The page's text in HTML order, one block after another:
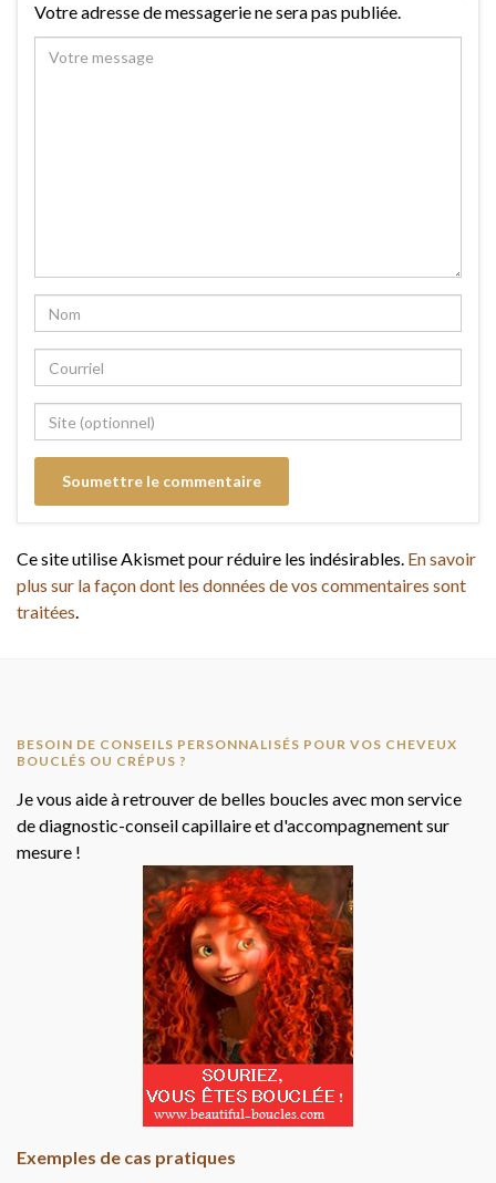
Votre adresse de messagerie ne sera pas publiée.
Ce site utilise Akismet pour réduire les indésirables. En savoir
plus sur la façon dont les données de vos commentaires sont
traitées.
BESOIN DE CONSEILS PERSONNALISÉS POUR VOS CHEVEUX
BOUCLÉS OU CRÉPUS ?
Je vous aide à retrouver de belles boucles avec mon service
de diagnostic-conseil capillaire et d'accompagnement sur
mesure !
Exemples de cas pratiques